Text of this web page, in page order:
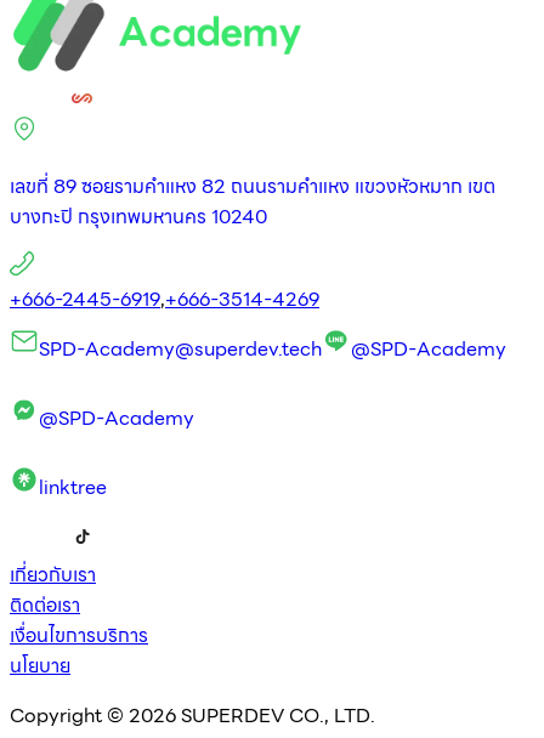
เลขที่ 89 ซอยรามคำแหง 82 ถนนรามคำแหง แขวงหัวหมาก เขต
บางกะปิ กรุงเทพมหานคร 10240
+666-2445-6919,+666-3514-4269
SPD-Academy@superdev.tech
@SPD-Academy
@SPD-Academy
linktree
เกี่ยวกับเรา
ติดต่อเรา
เงื่อนไขการบริการ
นโยบาย
Copyright © 2026 SUPERDEV CO., LTD.